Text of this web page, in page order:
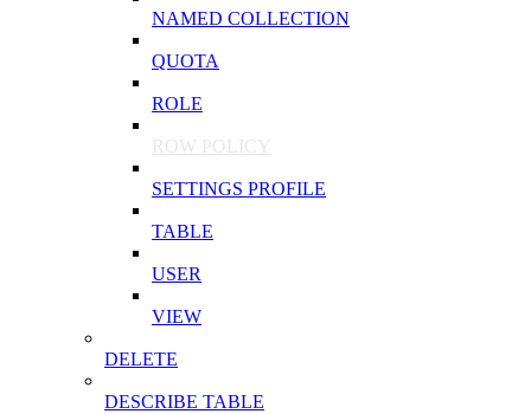
NAMED COLLECTION
QUOTA
ROLE
ROW POLICY
SETTINGS PROFILE
TABLE
USER
VIEW
DELETE
DESCRIBE TABLE